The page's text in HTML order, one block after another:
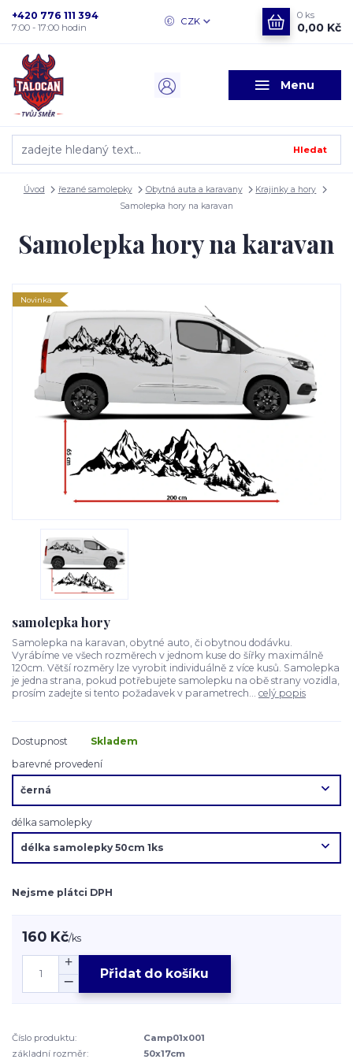
Menu
CZK
Hledat
+420 776 111 394
7:00 - 17:00 hodin
0 ks
0,00 Kč
Úvod řezané samolepky Obytná auta a karavany
Krajinky a hory
Samolepka hory na karavan
Samolepka hory na karavan
Novinka
samolepka hory
Samolepka na karavan, obytné auto, či obytnou dodávku.
Vyrábíme ve všech rozměrech v jednom kuse do šířky maximálně
120cm. Větší rozměry lze vyrobit individuálně z více kusů. Samolepka
je jedna strana, pokud potřebujete samolepku na obě strany vozidla,
prosím zadejte si tento požadavek v parametrech... celý popis
Dostupnost
Skladem
barevné provedení
délka samolepky
Nejsme plátci DPH
160 Kč/ks
Přidat do košíku
Číslo produktu:
Camp01x001
základní rozměr:
50x17cm